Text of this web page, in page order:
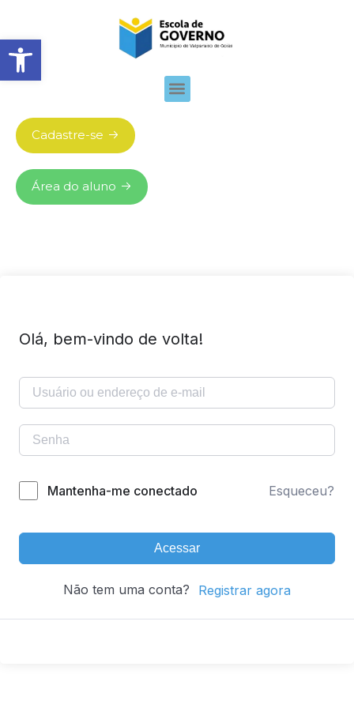
Abrir barra de ferramentas
Cadastre-se
Área do aluno
Olá, bem-vindo de volta!
Mantenha-me conectado Esqueceu?
Acessar
Não tem uma conta? Registrar agora